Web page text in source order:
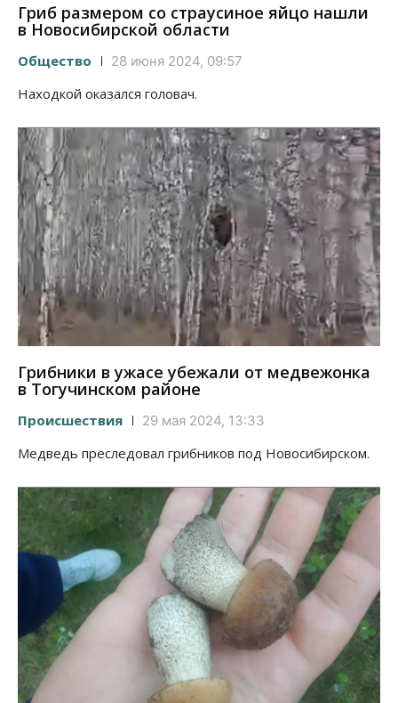
Гриб размером со страусиное яйцо нашли
в Новосибирской области
Общество 28 июня 2024, 09:57
Находкой оказался головач.
Грибники в ужасе убежали от медвежонка
в Тогучинском районе
Происшествия 29 мая 2024, 13:33
Медведь преследовал грибников под Новосибирском.